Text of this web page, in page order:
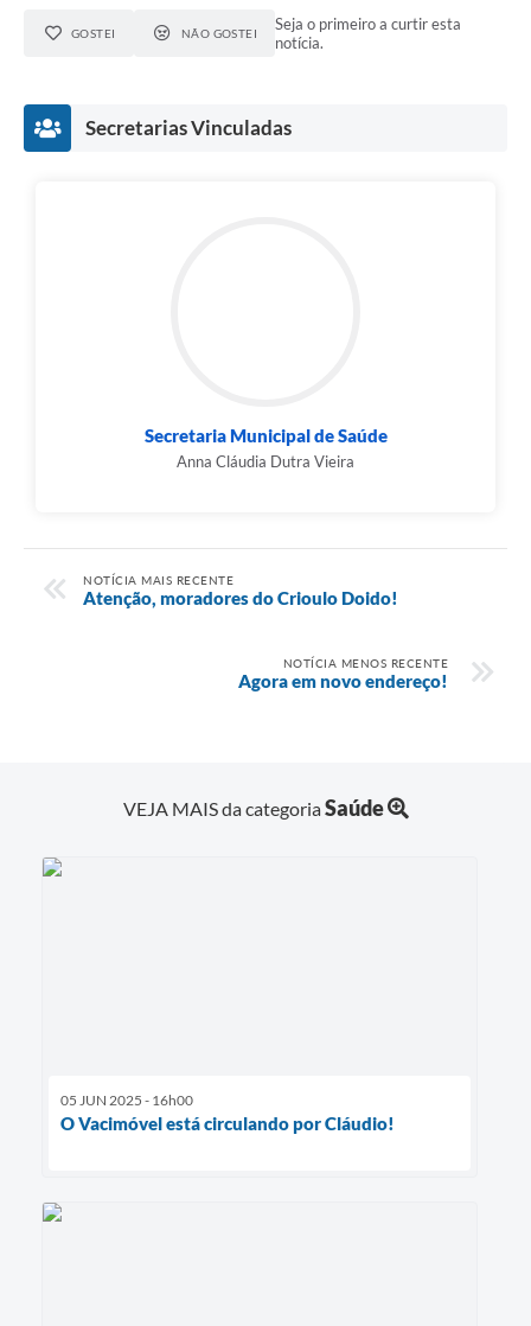
GOSTEI NÃO GOSTEI
Seja o primeiro a curtir esta
notícia.
Secretarias Vinculadas
Secretaria Municipal de Saúde
Anna Cláudia Dutra Vieira
NOTÍCIA MAIS RECENTE
Atenção, moradores do Crioulo Doido!
NOTÍCIA MENOS RECENTE
Agora em novo endereço!
VEJA MAIS da categoriaSaúde
05 JUN 2025 - 16h00
O Vacimóvel está circulando por Cláudio!